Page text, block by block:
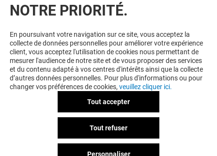
FIDELE
Devenez membre de Arcades & Moi pour bénéficier
d'avantages, d'offres et de services exclusifs dans
votre Centre Commercial Arcades et chez nos
partenaires.
Règlement Intérieur
NOTRE PRIORITÉ.
En poursuivant votre navigation sur ce site, vous acceptez la
collecte de données personnelles pour améliorer votre expérience
client, vous acceptez l'utilisation de cookies nous permettant de
mesurer l'audience de notre site et de vous proposer des services
et du contenu adapté à vos centres d'intérêts ainsi que la collecte
d’autres données personnelles. Pour plus d'informations ou pour
changer vos préférences de cookies, veuillez cliquer ici.
Tout accepter
Tout refuser
Personnaliser